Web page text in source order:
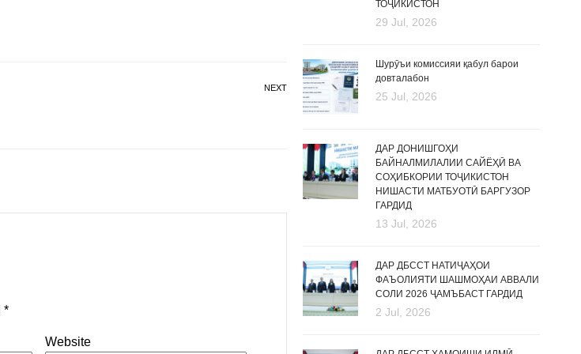
NEXT
*
Website
ТОҶИКИСТОН
29 Jul, 2026
Шурӯъи комиссияи қабул барои
довталабон
25 Jul, 2026
ДАР ДОНИШГОҲИ
БАЙНАЛМИЛАЛИИ САЙЁҲӢ ВА
СОҲИБКОРИИ ТОҶИКИСТОН
НИШАСТИ МАТБУОТӢ БАРГУЗОР
ГАРДИД
13 Jul, 2026
ДАР ДБССТ НАТИҶАҲОИ
ФАЪОЛИЯТИ ШАШМОҲАИ АВВАЛИ
СОЛИ 2026 ҶАМЪБАСТ ГАРДИД
2 Jul, 2026